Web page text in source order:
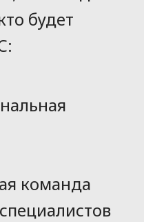
будет
команда